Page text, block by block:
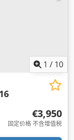
1 / 10
€3,950
固定价格 不含增值税